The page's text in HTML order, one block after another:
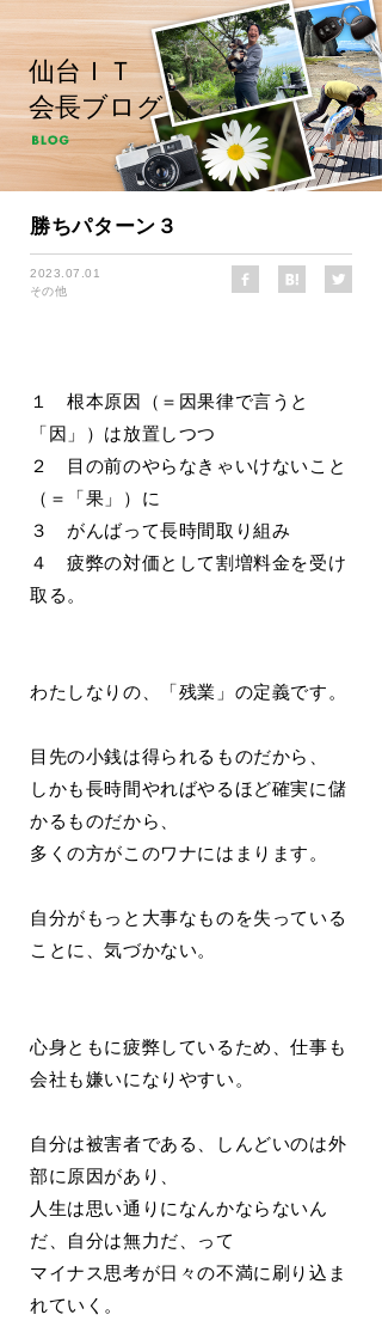
仙台ＩＴ
会長ブログ
勝ちパターン３
2023.07.01
その他
１ 根本原因（＝因果律で言うと
「因」）は放置しつつ
２ 目の前のやらなきゃいけないこと
（＝「果」）に
３ がんばって長時間取り組み
４ 疲弊の対価として割増料金を受け
取る。
わたしなりの、「残業」の定義です。
目先の小銭は得られるものだから、
しかも長時間やればやるほど確実に儲
かるものだから、
多くの方がこのワナにはまります。
自分がもっと大事なものを失っている
ことに、気づかない。
心身ともに疲弊しているため、仕事も
会社も嫌いになりやすい。
自分は被害者である、しんどいのは外
部に原因があり、
人生は思い通りになんかならないん
だ、自分は無力だ、って
マイナス思考が日々の不満に刷り込ま
れていく。